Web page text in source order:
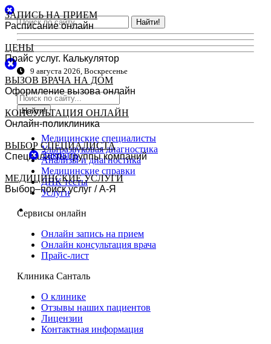
Найти!
9 августа 2026, Воскресенье
Найти!
Медицинские специалисты
Ультразвуковая диагностика
Анализы и диагностика
Медицинские справки
ДНК тесты
Услуги
Сервисы онлайн
Онлайн запись на прием
Онлайн консультация врача
Прайс-лист
Клиника Санталь
О клинике
Отзывы наших пациентов
Лицензии
Контактная информация
ЗАПИСЬ НА ПРИЕМ
Расписание онлайн
ЦЕНЫ
Прайс услуг. Калькулятор
ВЫЗОВ ВРАЧА НА ДОМ
Оформление вызова онлайн
КОНСУЛЬТАЦИЯ ОНЛАЙН
Онлайн-поликлиника
ВЫБОР СПЕЦИАЛИСТА
Специалисты группы компаний
МЕДИЦИНСКИЕ УСЛУГИ
Выбор–поиск услуг / А-Я
Закрыть